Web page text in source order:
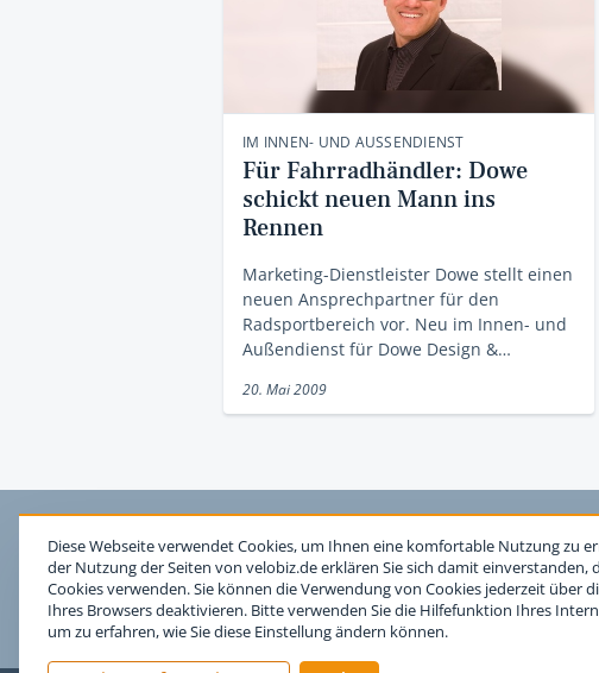
IM INNEN- UND AUSSENDIENST
Für Fahrradhändler: Dowe
schickt neuen Mann ins
Rennen
Marketing-Dienstleister Dowe stellt einen
neuen Ansprechpartner für den
Radsportbereich vor. Neu im Innen- und
Außendienst für Dowe Design &…
20. Mai 2009
Diese Webseite verwendet Cookies, um Ihnen eine komfortable Nutzung zu
der Nutzung der Seiten von velobiz.de erklären Sie sich damit einverstanden,
Cookies verwenden. Sie können die Verwendung von Cookies jederzeit über
Ihres Browsers deaktivieren. Bitte verwenden Sie die Hilfefunktion Ihres
um zu erfahren, wie Sie diese Einstellung ändern können.